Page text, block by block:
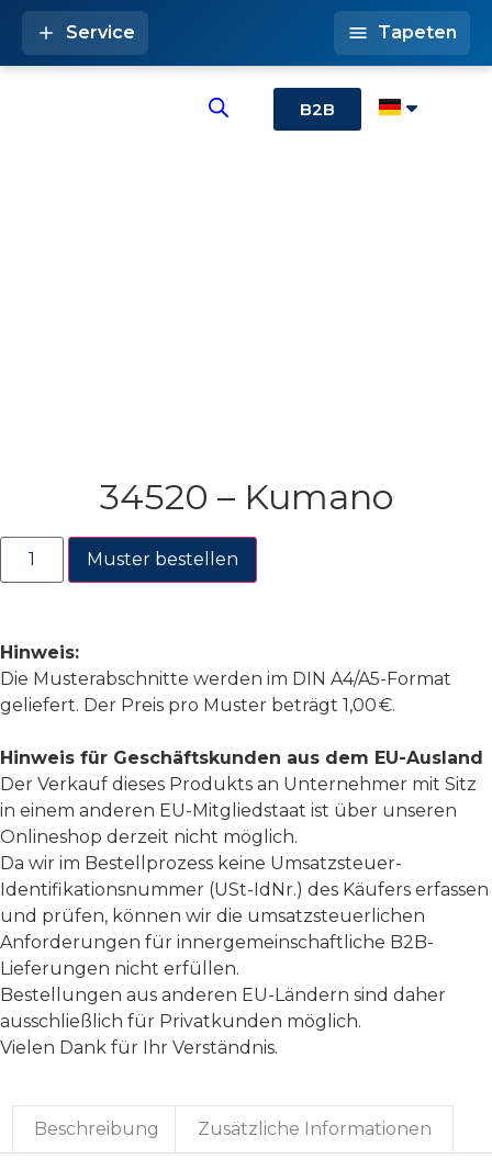
B2B
Service Tapeten
34520 – Kumano
Muster bestellen
Hinweis:
Die Musterabschnitte werden im DIN A4/A5-Format
geliefert. Der Preis pro Muster beträgt 1,00 €.
Hinweis für Geschäftskunden aus dem EU-Ausland
Der Verkauf dieses Produkts an Unternehmer mit Sitz
in einem anderen EU-Mitgliedstaat ist über unseren
Onlineshop derzeit nicht möglich.
Da wir im Bestellprozess keine Umsatzsteuer-
Identifikationsnummer (USt-IdNr.) des Käufers erfassen
und prüfen, können wir die umsatzsteuerlichen
Anforderungen für innergemeinschaftliche B2B-
Lieferungen nicht erfüllen.
Bestellungen aus anderen EU-Ländern sind daher
ausschließlich für Privatkunden möglich.
Vielen Dank für Ihr Verständnis.
Beschreibung Zusätzliche Informationen